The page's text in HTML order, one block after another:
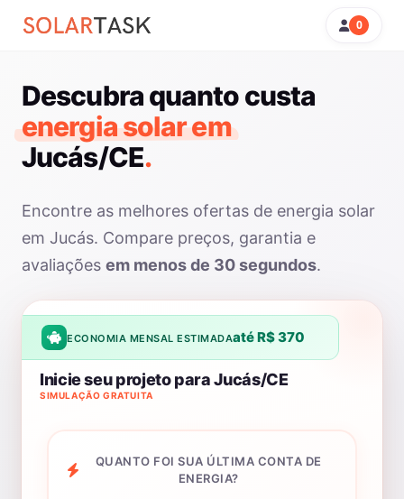
0
Descubra quanto custa
energia solar em
Jucás/CE.
Encontre as melhores ofertas de energia solar
em Jucás. Compare preços, garantia e
avaliações em menos de 30 segundos.
ECONOMIA MENSAL ESTIMADAaté R$ 370
SIMULAÇÃO GRATUITA
Inicie seu projeto para Jucás/CE
QUANTO FOI SUA ÚLTIMA CONTA DE
ENERGIA?